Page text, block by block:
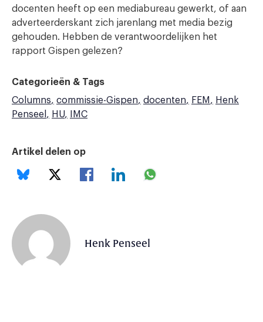
docenten heeft op een mediabureau gewerkt, of aan
adverteerderskant zich jarenlang met media bezig
gehouden. Hebben de verantwoordelijken het
rapport Gispen gelezen?
Categorieën & Tags
Columns
commissie-Gispen docenten FEM
Henk
Penseel
HU IMC
Artikel delen op
Henk Penseel